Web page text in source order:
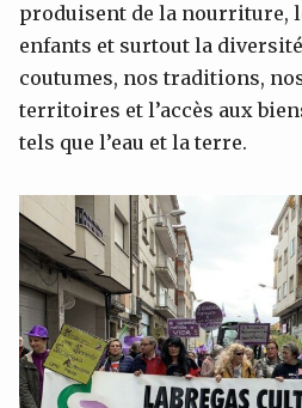
produisent de la nourriture,
enfants et surtout la
coutumes, nos traditions,
territoires et l’accès aux
tels que l’eau et la terre.